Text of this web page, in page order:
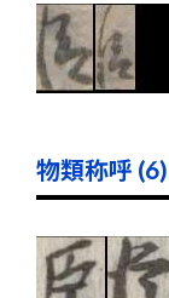
物類称呼 (6)